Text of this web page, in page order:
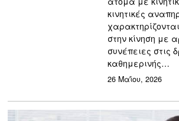
κινητικές
στην κίνηση με
συνέπειες στις
καθημερινής…
26 Μαΐου, 2026